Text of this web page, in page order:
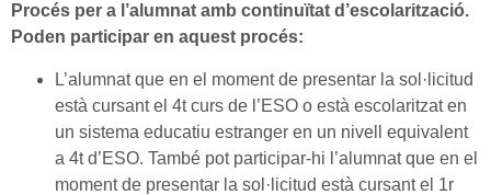
Procés per a l’alumnat amb continuïtat d’escolarització.
Poden participar en aquest procés:
L’alumnat que en el moment de presentar la sol·licitud
està cursant el 4t curs de l’ESO o està escolaritzat en
un sistema educatiu estranger en un nivell equivalent
a 4t d’ESO. També pot participar-hi l’alumnat que en el
moment de presentar la sol·licitud està cursant el 1r